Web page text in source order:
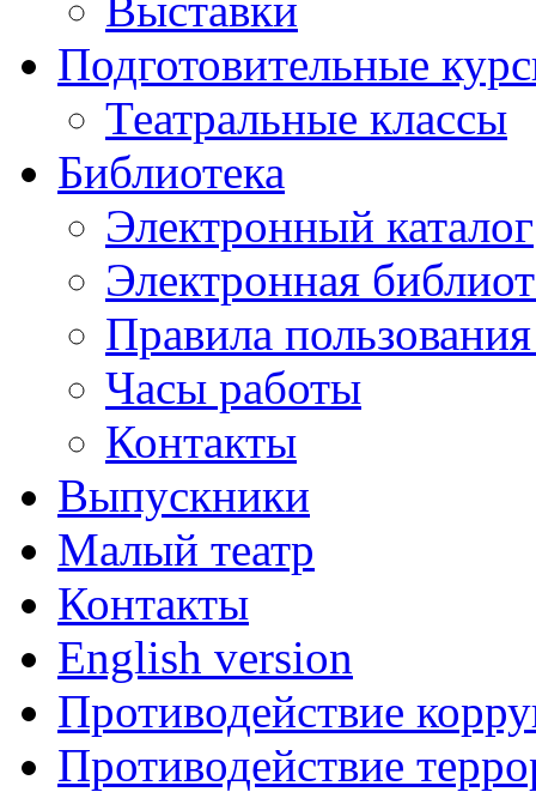
Подготовительные
Театральные классы
Библиотека
Электронный каталог
Электронная
Правила
Часы работы
Контакты
Выпускники
Малый театр
Контакты
English version
Противодействие
Противодействие